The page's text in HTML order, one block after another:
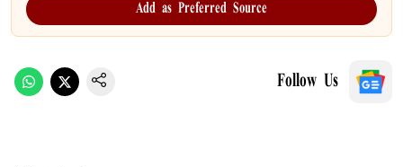
Add as Preferred Source
Follow Us